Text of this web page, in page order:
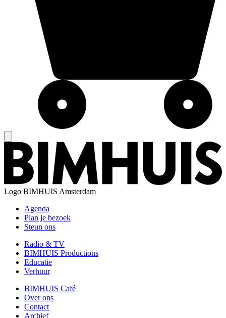
Logo BIMHUIS Amsterdam
Agenda
Plan je bezoek
Steun ons
Radio & TV
BIMHUIS Productions
Educatie
Verhuur
BIMHUIS Café
Over ons
Contact
Archief